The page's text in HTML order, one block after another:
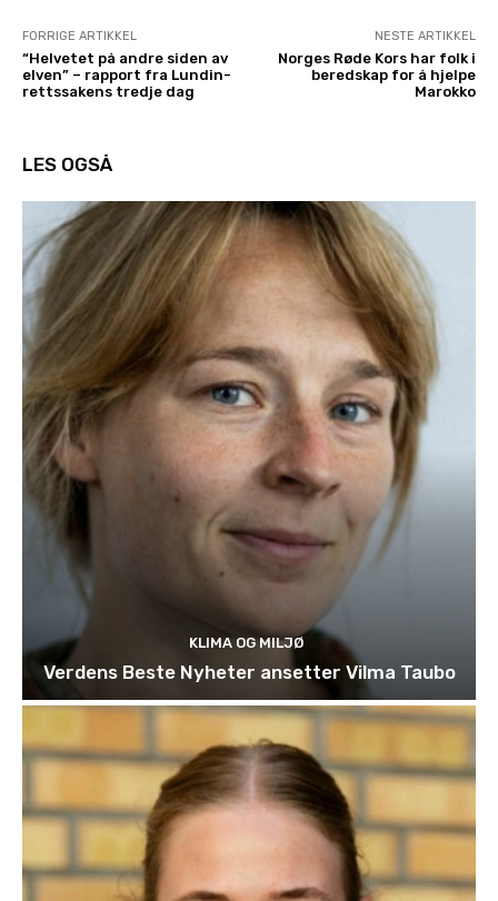
FORRIGE ARTIKKEL
“Helvetet på andre siden av
elven” – rapport fra Lundin-
rettssakens tredje dag
NESTE ARTIKKEL
Norges Røde Kors har folk i
beredskap for å hjelpe
Marokko
LES OGSÅ
KLIMA OG MILJØ
Verdens Beste Nyheter ansetter Vilma Taubo